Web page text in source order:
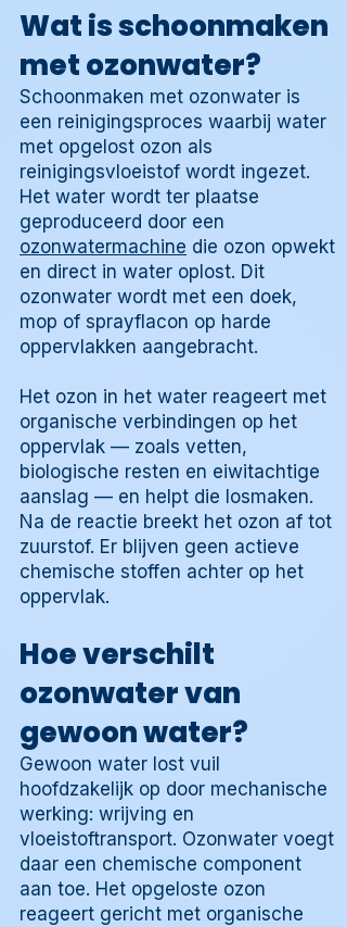
Wat is schoonmaken
met ozonwater?
Schoonmaken met ozonwater is
een reinigingsproces waarbij water
met opgelost ozon als
reinigingsvloeistof wordt ingezet.
Het water wordt ter plaatse
geproduceerd door een
ozonwatermachine die ozon opwekt
en direct in water oplost. Dit
ozonwater wordt met een doek,
mop of sprayflacon op harde
oppervlakken aangebracht.
Het ozon in het water reageert met
organische verbindingen op het
oppervlak — zoals vetten,
biologische resten en eiwitachtige
aanslag — en helpt die losmaken.
Na de reactie breekt het ozon af tot
zuurstof. Er blijven geen actieve
chemische stoffen achter op het
oppervlak.
Hoe verschilt
ozonwater van
gewoon water?
Gewoon water lost vuil
hoofdzakelijk op door mechanische
werking: wrijving en
vloeistoftransport. Ozonwater voegt
daar een chemische component
aan toe. Het opgeloste ozon
reageert gericht met organische